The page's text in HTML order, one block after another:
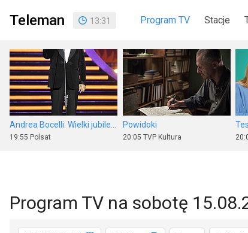
Teleman 13:31 Program TV Stacje
19:55 Polsat
Powidoki
20:05 TVP Kultura
Piłka nożna: Eliminacje Ligi Europy UEFA Program informacyjny 19.30
Program TV na sobotę